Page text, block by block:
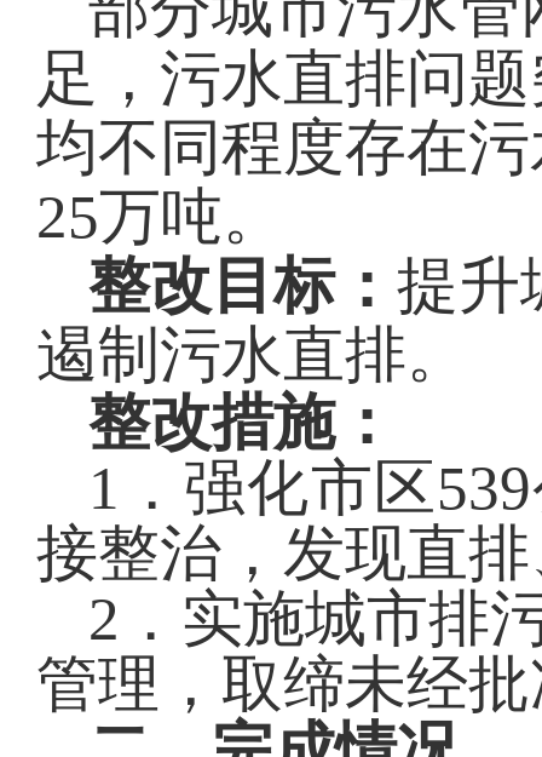
足，污水直排问
均不同程度存在
25万吨。
整改目标： 提升
遏制污水直排。
整改措施：
1．强化市区
接整治，发现直
2．实施城市排
管理，取缔未经